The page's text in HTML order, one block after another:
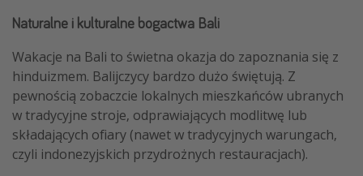
Naturalne i kulturalne bogactwa Bali
Wakacje na Bali to świetna okazja do zapoznania się z
hinduizmem. Balijczycy bardzo dużo świętują. Z
pewnością zobaczcie lokalnych mieszkańców ubranych
w tradycyjne stroje, odprawiających modlitwę lub
składających ofiary (nawet w tradycyjnych warungach,
czyli indonezyjskich przydrożnych restauracjach).